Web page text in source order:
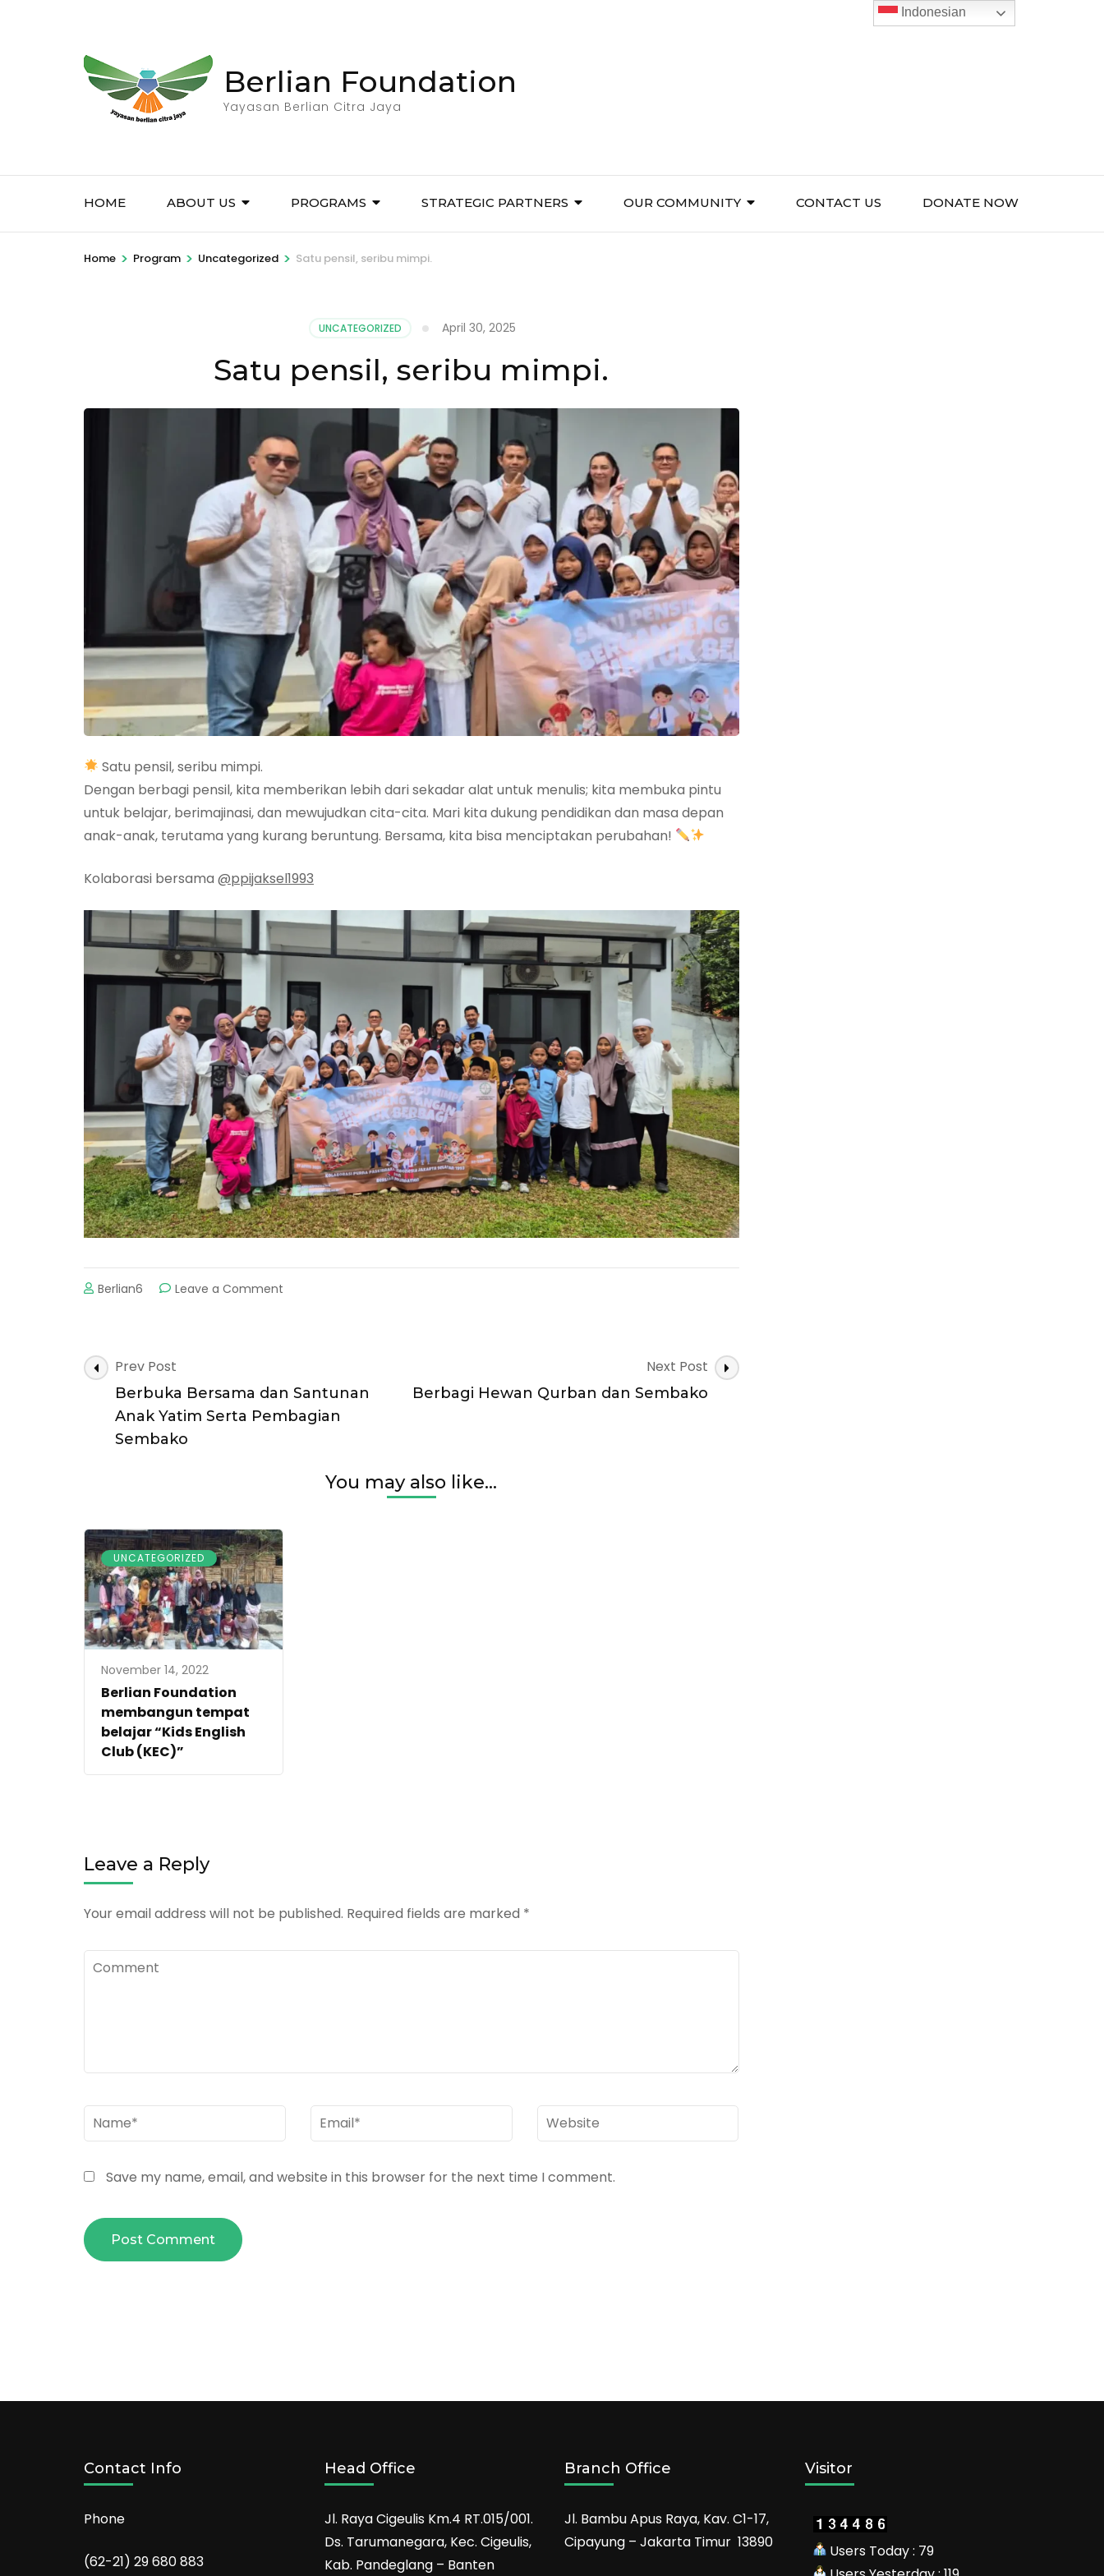
Berlian Foundation
Yayasan Berlian Citra Jaya
HOME ABOUT US PROGRAMS STRATEGIC PARTNERS OUR COMMUNITY CONTACT US DONATE NOW
Home > Program > Uncategorized > Satu pensil, seribu mimpi.
UNCATEGORIZED April 30, 2025
Satu pensil, seribu mimpi.
Satu pensil, seribu mimpi.
Dengan berbagi pensil, kita memberikan lebih dari sekadar alat untuk menulis; kita membuka pintu
untuk belajar, berimajinasi, dan mewujudkan cita-cita. Mari kita dukung pendidikan dan masa depan
anak-anak, terutama yang kurang beruntung. Bersama, kita bisa menciptakan perubahan!
Kolaborasi bersama @ppijaksel1993
Berlian6 Leave a Comment
Post
Navigation
Prev Post
Berbuka Bersama dan Santunan
Anak Yatim Serta Pembagian
Sembako
Next Post
Berbagi Hewan Qurban dan Sembako
You may also like...
UNCATEGORIZED
November 14, 2022
Berlian Foundation
membangun tempat
belajar “Kids English
Club (KEC)”
Leave a Reply
Your email address will not be published. Required fields are marked *
Comment
Name* Email* Website
Save my name, email, and website in this browser for the next time I comment.
Contact Info
Phone
(62-21) 29 680 883
Head Office
Jl. Raya Cigeulis Km.4 RT.015/001.
Ds. Tarumanegara, Kec. Cigeulis,
Kab. Pandeglang – Banten
Branch Office
Jl. Bambu Apus Raya, Kav. C1-17,
Cipayung – Jakarta Timur 13890
Visitor
Users Today : 79
Indonesian